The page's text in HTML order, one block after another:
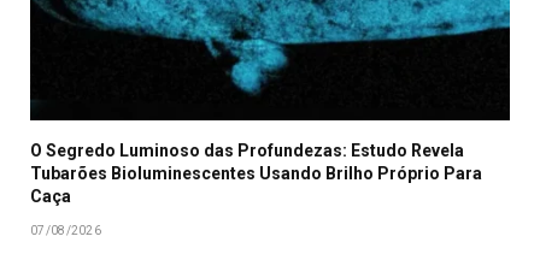
O Segredo Luminoso das Profundezas: Estudo Revela
Tubarões Bioluminescentes Usando Brilho Próprio Para
Caça
07/08/2026